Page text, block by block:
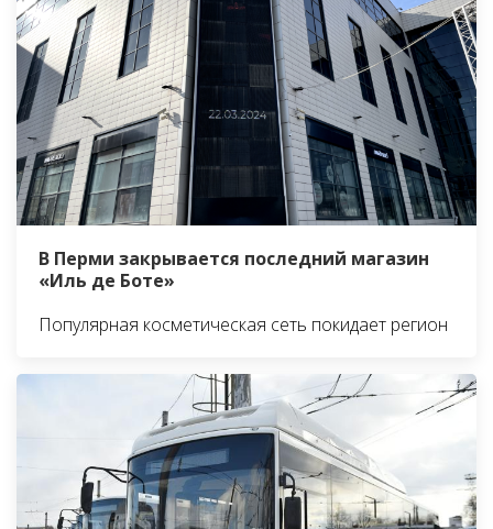
В Перми закрывается последний магазин
«Иль де Боте»
Популярная косметическая сеть покидает регион